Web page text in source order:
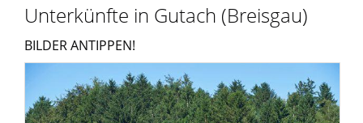
Unterkünfte in Gutach (Breisgau)
BILDER ANTIPPEN!